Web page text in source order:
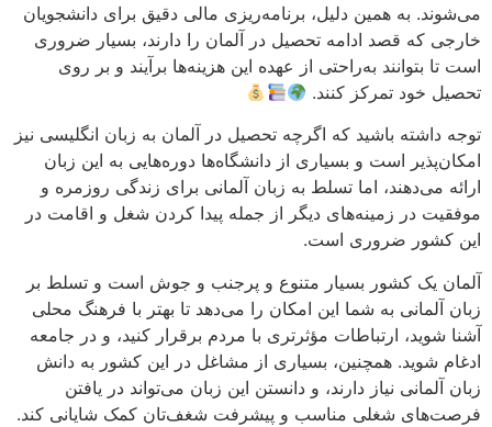
می‌شوند. به همین دلیل، برنامه‌ریزی مالی دقیق برای دانشجویان
خارجی که قصد ادامه تحصیل در آلمان را دارند، بسیار ضروری
است تا بتوانند به‌راحتی از عهده این هزینه‌ها برآیند و بر روی
تحصیل خود تمرکز کنند.
توجه داشته باشید که اگرچه تحصیل در آلمان به زبان انگلیسی نیز
امکان‌پذیر است و بسیاری از دانشگاه‌ها دوره‌هایی به این زبان
ارائه می‌دهند، اما تسلط به زبان آلمانی برای زندگی روزمره و
موفقیت در زمینه‌های دیگر از جمله پیدا کردن شغل و اقامت در
این کشور ضروری است.
آلمان یک کشور بسیار متنوع و پرجنب و جوش است و تسلط بر
زبان آلمانی به شما این امکان را می‌دهد تا بهتر با فرهنگ محلی
آشنا شوید، ارتباطات مؤثرتری با مردم برقرار کنید، و در جامعه
ادغام شوید. همچنین، بسیاری از مشاغل در این کشور به دانش
زبان آلمانی نیاز دارند، و دانستن این زبان می‌تواند در یافتن
فرصت‌های شغلی مناسب و پیشرفت شغف‌تان کمک شایانی کند.